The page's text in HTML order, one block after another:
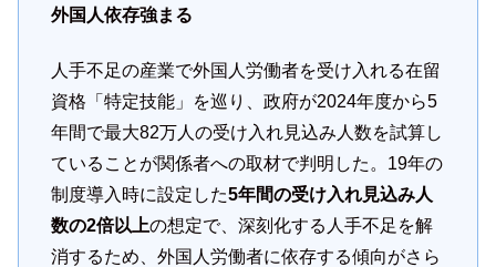
外国人依存強まる
人手不足の産業で外国人労働者を受け入れる在留
資格「特定技能」を巡り、政府が2024年度から5
年間で最大82万人の受け入れ見込み人数を試算し
ていることが関係者への取材で判明した。19年の
制度導入時に設定した5年間の受け入れ見込み人
数の2倍以上の想定で、深刻化する人手不足を解
消するため、外国人労働者に依存する傾向がさら